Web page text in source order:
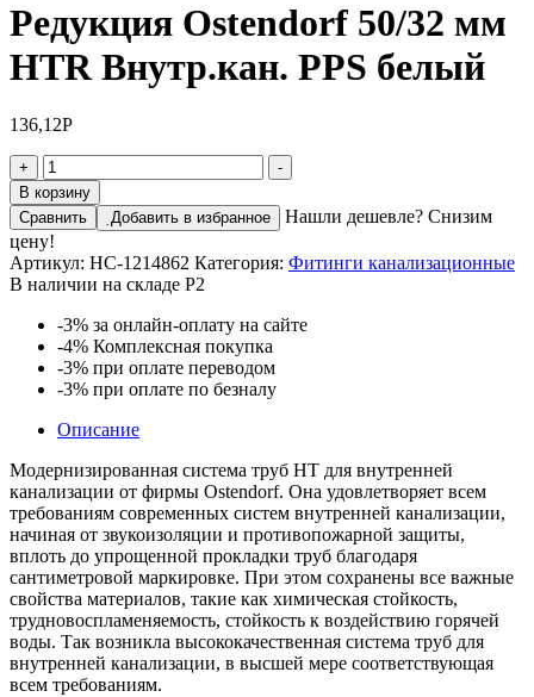
Редукция Ostendorf 50/32 мм
HTR Внутр.кан. PPS белый
136,12Р
+
Количество
товара
Редукция
Ostendorf
50/32
мм
HTR
Внутр.кан.
PPS
белый
-
В корзину
Сравнить
Добавить в избранное
Нашли дешевле? Снизим
цену!
Артикул: НС-1214862 Категория: Фитинги канализационные
В наличии на складе Р2
-3% за онлайн-оплату на сайте
-4% Комплексная покупка
-3% при оплате переводом
-3% при оплате по безналу
Описание
Модернизированная система труб HT для внутренней
канализации от фирмы Ostendorf. Она удовлетворяет всем
требованиям современных систем внутренней канализации,
начиная от звукоизоляции и противопожарной защиты,
вплоть до упрощенной прокладки труб благодаря
сантиметровой маркировке. При этом сохранены все важные
свойства материалов, такие как химическая стойкость,
трудновоспламеняемость, стойкость к воздействию горячей
воды. Так возникла высококачественная система труб для
внутренней канализации, в высшей мере соответствующая
всем требованиям.